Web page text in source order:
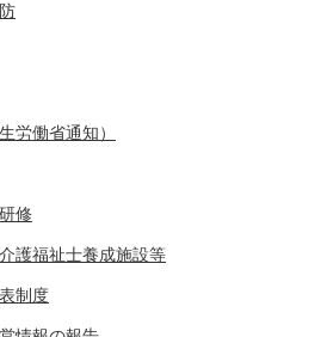
労働省通知）
修
護福祉士養成施設等
制度